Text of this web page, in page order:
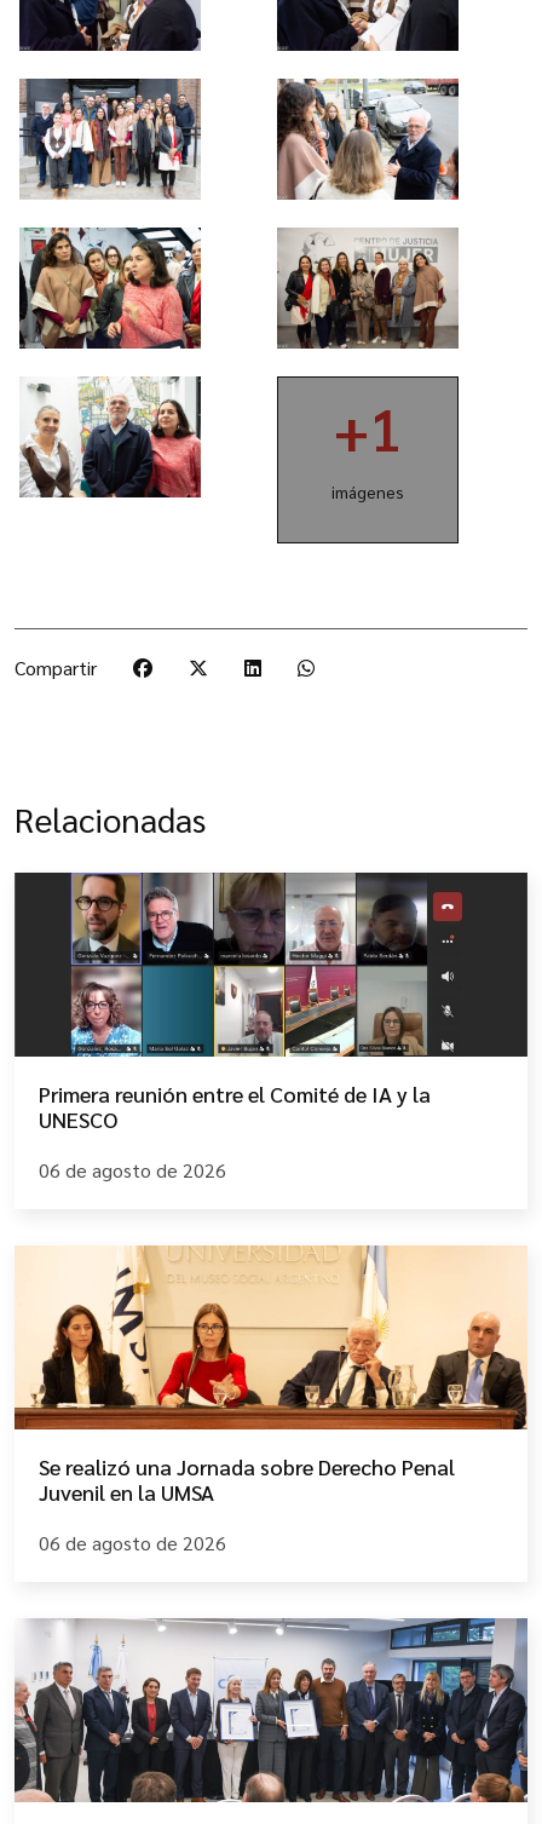
+1
imágenes
Compartir
Relacionadas
Primera reunión entre el Comité de IA y la
UNESCO
06 de agosto de 2026
Se realizó una Jornada sobre Derecho Penal
Juvenil en la UMSA
06 de agosto de 2026